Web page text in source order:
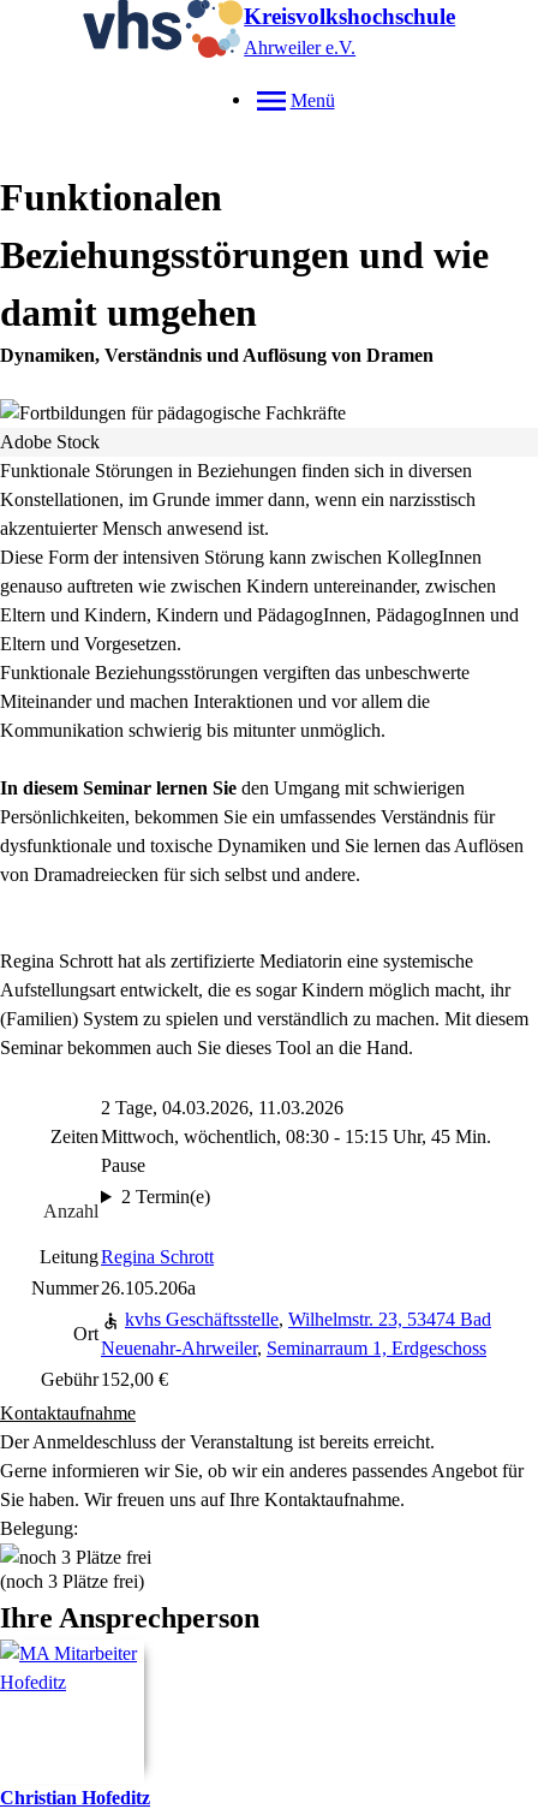
Kreisvolkshochschule
Ahrweiler e.V.
Menü
Funktionalen
Beziehungsstörungen und wie
damit umgehen
Dynamiken, Verständnis und Auflösung von Dramen
Adobe Stock
Funktionale Störungen in Beziehungen finden sich in diversen
Konstellationen, im Grunde immer dann, wenn ein narzisstisch
akzentuierter Mensch anwesend ist.
Diese Form der intensiven Störung kann zwischen KollegInnen
genauso auftreten wie zwischen Kindern untereinander, zwischen
Eltern und Kindern, Kindern und PädagogInnen, PädagogInnen und
Eltern und Vorgesetzen.
Funktionale Beziehungsstörungen vergiften das unbeschwerte
Miteinander und machen Interaktionen und vor allem die
Kommunikation schwierig bis mitunter unmöglich.
In diesem Seminar lernen Sie den Umgang mit schwierigen
Persönlichkeiten, bekommen Sie ein umfassendes Verständnis für
dysfunktionale und toxische Dynamiken und Sie lernen das Auflösen
von Dramadreiecken für sich selbst und andere.
Regina Schrott hat als zertifizierte Mediatorin eine systemische
Aufstellungsart entwickelt, die es sogar Kindern möglich macht, ihr
(Familien) System zu spielen und verständlich zu machen. Mit diesem
Seminar bekommen auch Sie dieses Tool an die Hand.
Zeiten
2 Tage, 04.03.2026, 11.03.2026
Mittwoch, wöchentlich, 08:30 - 15:15 Uhr, 45 Min.
Pause
Anzahl
2 Termin(e)
LeitungRegina Schrott
Nummer26.105.206a
Ort
kvhs Geschäftsstelle, Wilhelmstr. 23, 53474 Bad
Neuenahr-Ahrweiler, Seminarraum 1, Erdgeschoss
Gebühr152,00 €
Kontaktaufnahme
Der Anmeldeschluss der Veranstaltung ist bereits erreicht.
Gerne informieren wir Sie, ob wir ein anderes passendes Angebot für
Sie haben. Wir freuen uns auf Ihre Kontaktaufnahme.
Belegung:
(noch 3 Plätze frei)
Ihre Ansprechperson
Christian Hofeditz